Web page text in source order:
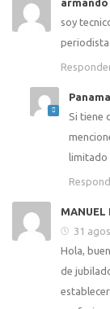
soy
Si tiene
limitado
MANUEL
31
Hola,
de